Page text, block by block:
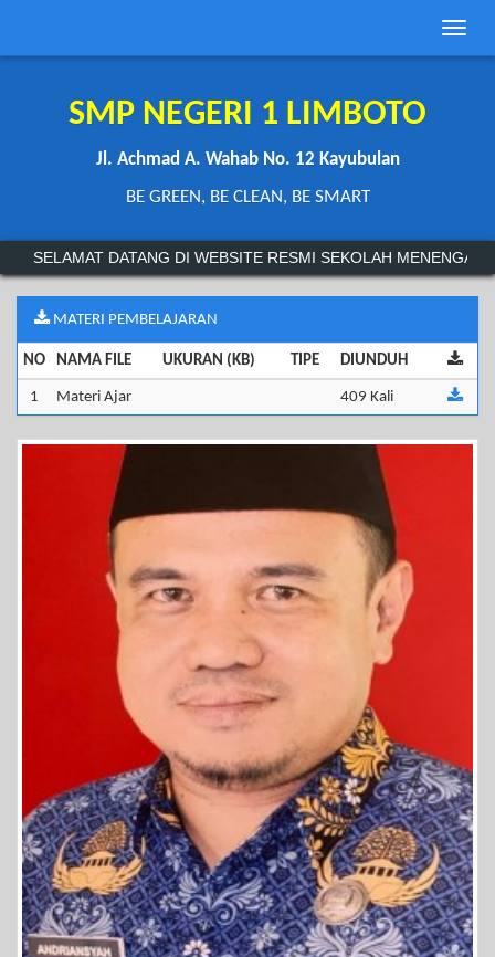
Toggle
SMP NEGERI 1 LIMBOTO
Jl. Achmad A. Wahab No. 12 Kayubulan
BE GREEN, BE CLEAN, BE SMART
SELAMAT DATANG DI WEBSITE RESMI SEKOLAH
MATERI PEMBELAJARAN
NO NAMA FILE UKURAN (KB) TIPE DIUNDUH
1 Materi Ajar 409 Kali